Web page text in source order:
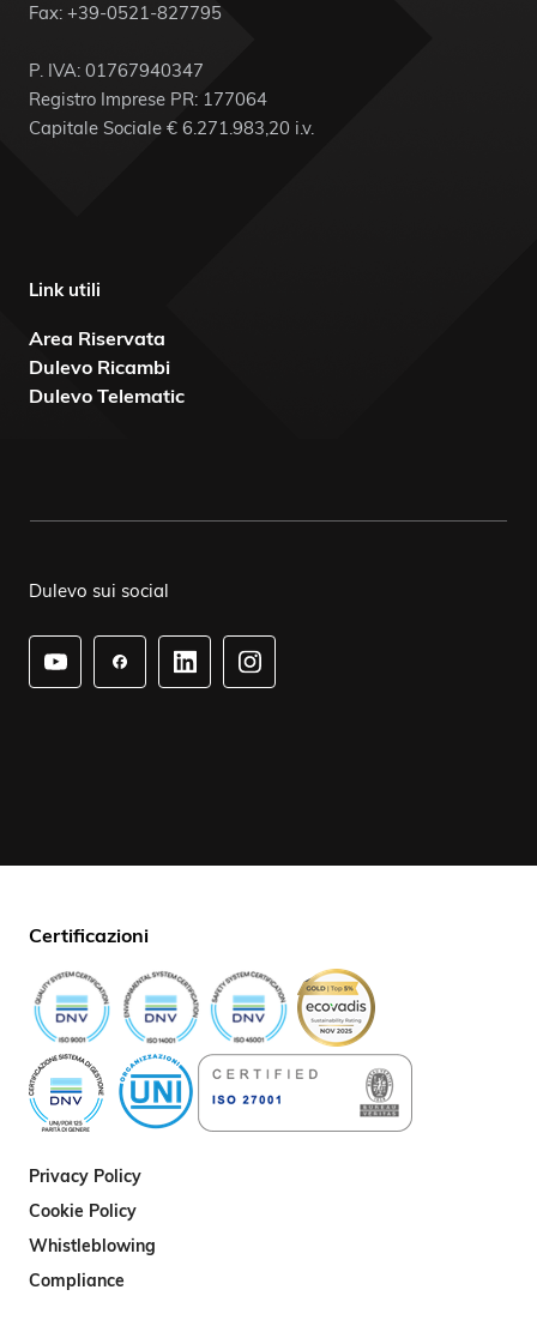
Fax: +39-0521-827795
P. IVA: 01767940347
Registro Imprese PR: 177064
Capitale Sociale € 6.271.983,20 i.v.
Link utili
Area Riservata
Dulevo Ricambi
Dulevo Telematic
Dulevo sui social
Certificazioni
Privacy Policy
Cookie Policy
Whistleblowing
Compliance